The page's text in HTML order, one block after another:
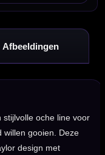
Afbeeldingen
stijlvolle oche line voor
willen gooien. Deze
design met